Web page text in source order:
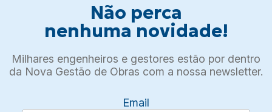
Não perca
nenhuma novidade!
Milhares engenheiros e gestores estão por dentro
da Nova Gestão de Obras com a nossa newsletter.
Email